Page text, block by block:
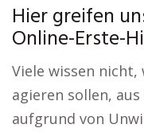
Hier greifen
Online-Erste-
Viele wissen
agieren sollen,
aufgrund von